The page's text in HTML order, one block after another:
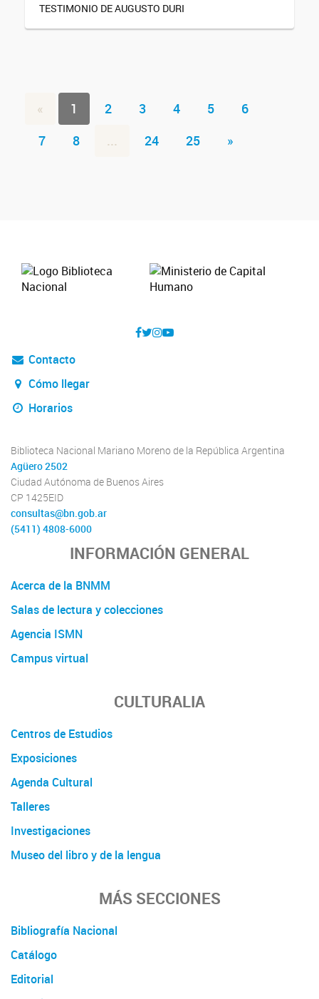
TESTIMONIO DE AUGUSTO DURI
« 1 2 3 4 5
6
7
8 ... 24 25 »
Contacto
Cómo llegar
Horarios
Biblioteca Nacional Mariano Moreno de la República Argentina
Agüero 2502
Ciudad Autónoma de Buenos Aires
CP 1425EID
consultas@bn.gob.ar
(5411) 4808-6000
INFORMACIÓN GENERAL
Acerca de la BNMM
Salas de lectura y colecciones
Agencia ISMN
Campus virtual
CULTURALIA
Centros de Estudios
Exposiciones
Agenda Cultural
Talleres
Investigaciones
Museo del libro y de la lengua
MÁS SECCIONES
Bibliografía Nacional
Catálogo
Editorial